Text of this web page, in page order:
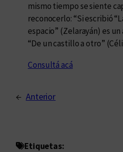
mismo tiempo se siente
reconocerlo: “Si escribió
espacio” (Zelarayán) es
“De un castillo a otro”
Consultá acá
← Anterior
Etiquetas: